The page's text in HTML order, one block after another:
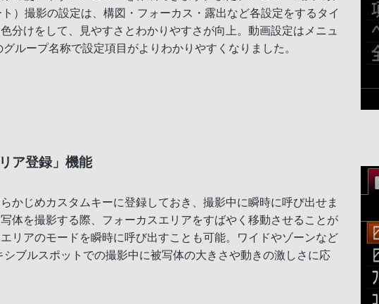
）撮影の設定は、構図・フォーカス・露出など各設定をするタイ
分けをして、見やすさとわかりやすさが向上。動画設定はメニュ
ループ名称で設定項目がよりわかりやすくなりました。
ア登録」機能
かじめカスタムキーに登録しておき、撮影中に瞬時に呼び出せま
体を撮影する際、フォーカスエリアをすばやく移動させることが
リアのモードを瞬時に呼び出すことも可能。ワイドやゾーンなど
ブルスポットでの撮影中に被写体の大きさや動きの激しさに応